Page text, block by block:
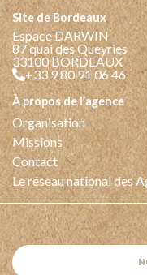
Site de Bordeaux
Espace DARWIN
87 quai des Queyries
33100 BORDEAUX
+33 9 80 91 06 46
à propos de l’agence
Organisation
Missions
Contact
Le réseau national des